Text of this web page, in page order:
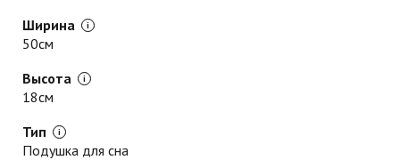
Ширина
50см
Высота
18см
Тип
Подушка для сна